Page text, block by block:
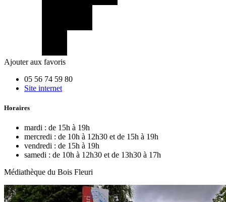
Ajouter aux favoris
05 56 74 59 80
Site internet
Horaires
mardi : de 15h à 19h
mercredi : de 10h à 12h30 et de 15h à 19h
vendredi : de 15h à 19h
samedi : de 10h à 12h30 et de 13h30 à 17h
Médiathèque du Bois Fleuri